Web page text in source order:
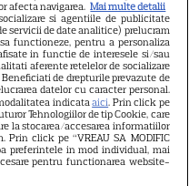
primul meci în Sala
din Tulcea! Imagini
afecta navigarea. Mai multe detalii
si agentiile de publicitate
servicii de date analitice) prelucram
functioneze, pentru a personaliza
in functie de interesele si/sau
aferente retelelor de socializare
de drepturile prevazute de
datelor cu caracter personal.
indicataaici. Prin click pe
Tehnologiilor de tip Cookie, care
la stocarea/accesarea informatiilor
Prin click pe “VREAU SA MODIFIC
preferintele in mod individual, mai
pentru functionarea website-